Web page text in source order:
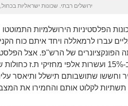
ירושלים רבתי. שכונות ישראליות
הפלסטיניות הירושלמיות
עברו לרמאללה ויחד איתם כוח
הפונקציונרים של הרש"פ. אצל
שיעור העוני קפץ ב-15% ועשרות אלפי
וחששו שתושבותם תישלל ותיאסר
תשתיות לקלוט אותם והחמירו את